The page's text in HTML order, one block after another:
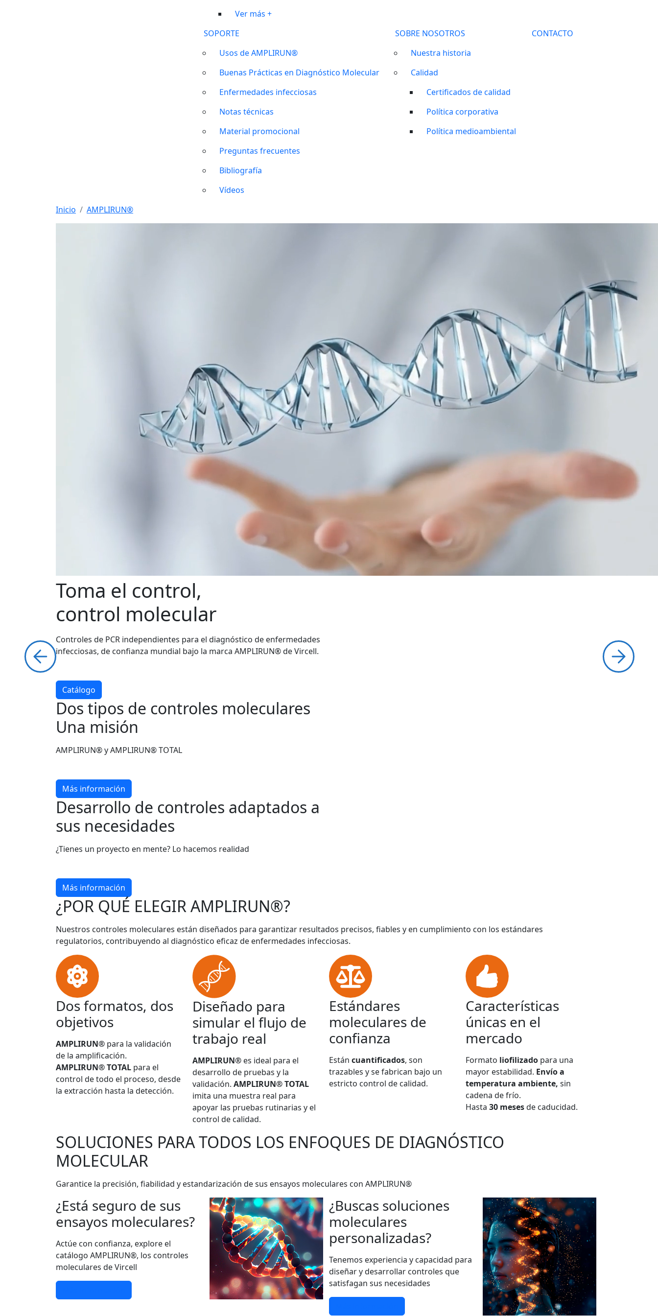
Ver más +
SOPORTE
Usos de AMPLIRUN®
Buenas Prácticas en Diagnóstico Molecular
Enfermedades infecciosas
Notas técnicas
Material promocional
Preguntas frecuentes
Bibliografía
Vídeos
SOBRE NOSOTROS
Nuestra historia
Calidad
Certificados de calidad
Política corporativa
Política medioambiental
CONTACTO
Inicio AMPLIRUN®
Toma el control,
control molecular
Controles de PCR independientes para el diagnóstico de enfermedades
infecciosas, de confianza mundial bajo la marca AMPLIRUN® de Vircell.
Catálogo
Dos tipos de controles moleculares
Una misión
AMPLIRUN® y AMPLIRUN® TOTAL
Más información
Desarrollo de controles adaptados a
sus necesidades
¿Tienes un proyecto en mente? Lo hacemos realidad
Más información
¿POR QUÉ ELEGIR AMPLIRUN®?
Nuestros controles moleculares están diseñados para garantizar resultados precisos, fiables y en cumplimiento con los estándares
regulatorios, contribuyendo al diagnóstico eficaz de enfermedades infecciosas.
Dos formatos, dos
objetivos
AMPLIRUN® para la validación
de la amplificación.
AMPLIRUN® TOTAL para el
control de todo el proceso, desde
la extracción hasta la detección.
Diseñado para
simular el flujo de
trabajo real
AMPLIRUN® es ideal para el
desarrollo de pruebas y la
validación. AMPLIRUN® TOTAL
imita una muestra real para
apoyar las pruebas rutinarias y el
control de calidad.
Estándares
moleculares de
confianza
Están cuantificados, son
trazables y se fabrican bajo un
estricto control de calidad.
Características
únicas en el
mercado
Formato liofilizado para una
mayor estabilidad. Envío a
temperatura ambiente, sin
cadena de frío.
Hasta 30 mesesde caducidad.
SOLUCIONES PARA TODOS LOS ENFOQUES DE DIAGNÓSTICO
MOLECULAR
Garantice la precisión, fiabilidad y estandarización de sus ensayos moleculares con AMPLIRUN®
¿Está seguro de sus
ensayos moleculares?
Actúe con confianza, explore el
catálogo AMPLIRUN®, los controles
moleculares de Vircell
¿Buscas soluciones
moleculares
personalizadas?
Tenemos experiencia y capacidad para
diseñar y desarrollar controles que
satisfagan sus necesidades